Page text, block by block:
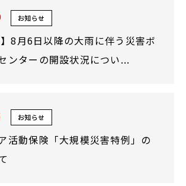
お知らせ
8月6日以降の大雨に伴う災害ボ
ンターの開設状況につい...
お知らせ
活動保険「大規模災害特例」の